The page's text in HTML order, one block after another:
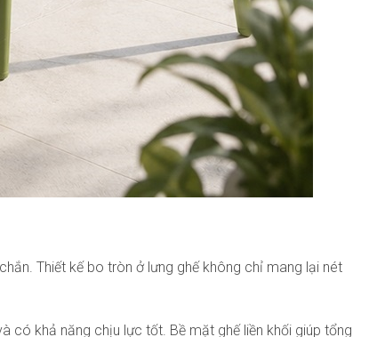
Thiết kế bo tròn ở lưng ghế không chỉ mang lại nét
có khả năng chịu lực tốt. Bề mặt ghế liền khối giúp tổng